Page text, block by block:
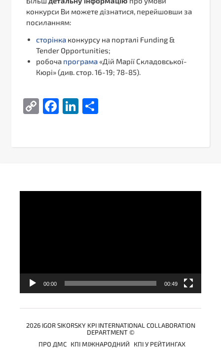
конкурси Ви можете дізнатися, перейшовши за
посиланням:
сторінка конкурсу на порталі Funding &
Tender Opportunities;
робоча програма«Дій Марії Складовської-
Кюрі» (див. стор. 16-19; 78-85).
CopyFacebook
LinkedIn
00:00 00:49
2026 IGOR SIKORSKY KPI INTERNATIONAL COLLABORATION
DEPARTMENT ©
ПРО ДМС КПІ МІЖНАРОДНИЙ
КПІ У РЕЙТИНГАХ